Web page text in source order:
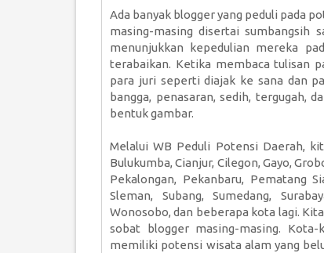
Ada banyak blogger yang peduli pada
masing-masing disertai sumbangsih
menunjukkan kepedulian mereka
terabaikan. Ketika membaca tulisan
para juri seperti diajak ke sana dan
bangga, penasaran, sedih, tergugah,
bentuk gambar.
Melalui WB Peduli Potensi Daerah,
Bulukumba, Cianjur, Cilegon, Gayo,
Pekalongan, Pekanbaru, Pematang
Sleman, Subang, Sumedang,
Wonosobo, dan beberapa kota lagi.
sobat blogger masing-masing.
memiliki potensi wisata alam yang